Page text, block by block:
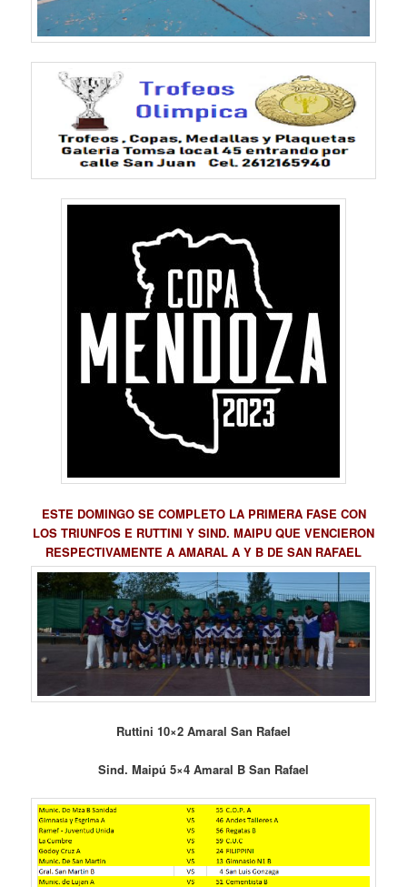
ESTE DOMINGO SE COMPLETO LA PRIMERA FASE CON
LOS TRIUNFOS E RUTTINI Y SIND. MAIPU QUE VENCIERON
RESPECTIVAMENTE A AMARAL A Y B DE SAN RAFAEL
Ruttini 10×2 Amaral San Rafael
Sind. Maipú 5×4 Amaral B San Rafael